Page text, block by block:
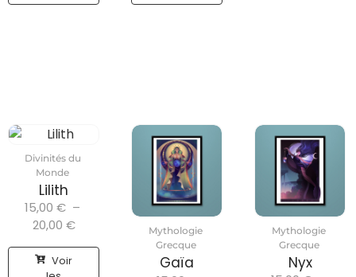
Divinités du
Monde
Lilith
15,00 € –
20,00 €
Voir
Mythologie
Grecque
Gaïa
Mythologie
Grecque
Nyx